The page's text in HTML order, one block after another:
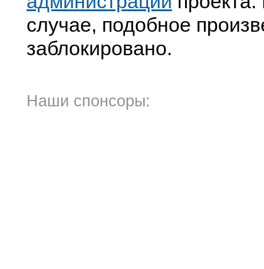
случае, подобное
заблокировано.
Наши спонсоры: